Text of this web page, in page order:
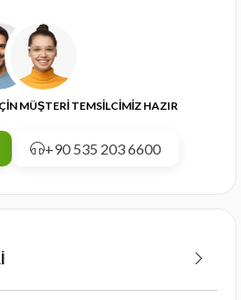
MÜŞTERİ TEMSİLCİMİZ HAZIR
+90 535 203 6600